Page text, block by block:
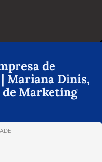
de
Mariana Dinis,
Marketing